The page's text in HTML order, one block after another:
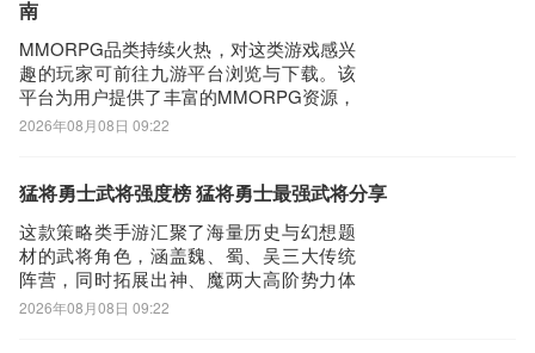
南
MMORPG品类持续火热，对这类游戏感兴
趣的玩家可前往九游平台浏览与下载。该
平台为用户提供了丰富的MMORPG资源，
其中《塔尔战纪》尤为突出——作为一款
显著升级。当前，《塔尔战纪》在九游平
手礼
2026年08月08日 09:22
猛将勇士武将强度榜 猛将勇士最强武将分享
这款策略类手游汇聚了海量历史与幻想题
材的武将角色，涵盖魏、蜀、吴三大传统
阵营，同时拓展出神、魔两大高阶势力体
系。面对如此丰富的武将池，不少玩家关
2026年08月08日 09:22